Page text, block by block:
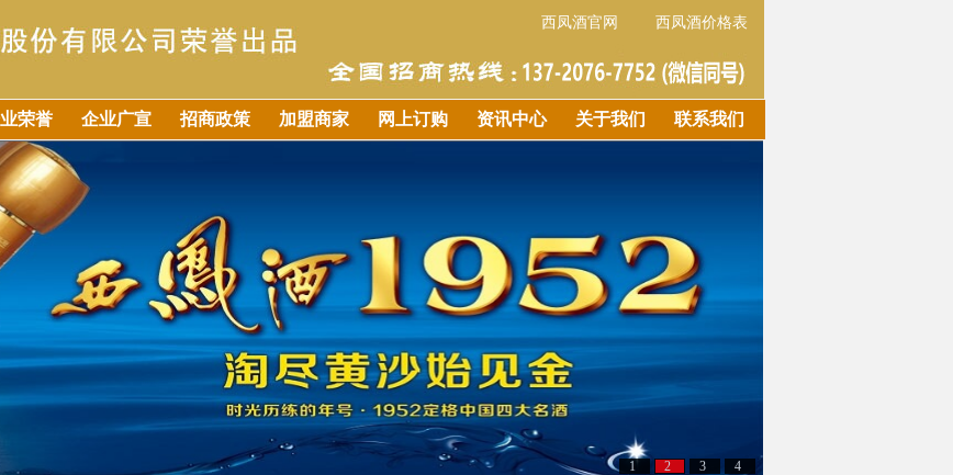
西凤酒官网 西凤酒价格表
荣誉 企业广宣 招商政策 加盟商家 网上订购 资讯中心 关于我们 联系我们
1 2 3 4